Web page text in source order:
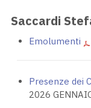
Saccardi
Emolumenti
Presenze dei
2026